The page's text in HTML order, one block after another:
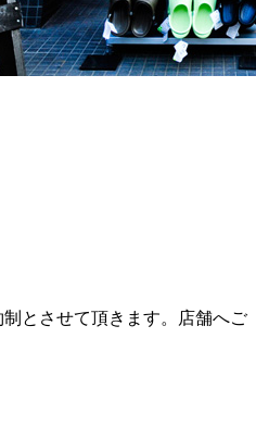
とさせて頂きます。店舗へご